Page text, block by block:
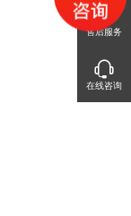
售后服务
在线咨询